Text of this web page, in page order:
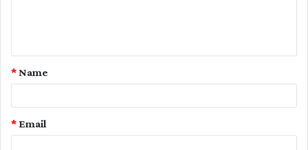
t
Name
*
Email
*